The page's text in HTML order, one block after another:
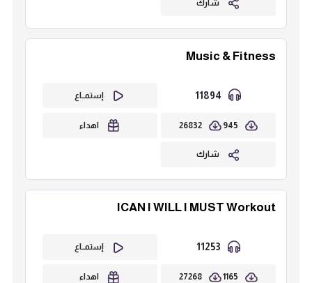
شارك
Music & Fitness
إستمــاع
945
26832 اهداء
شارك
ICAN I WILL I MUST Workout
إستمــاع
1165
27268 اهداء